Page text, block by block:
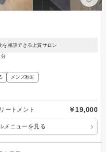
相談できる上質サロン
分
メンズ歓迎
ートメント ￥19,000
メニューを見る